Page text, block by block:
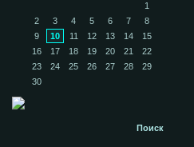
1
2
3 4 5 6 7
8
9
10 11 12 13 14
15
16
17 18 19 20 21
22
23
24 25 26 27 28
29
30
Поиск